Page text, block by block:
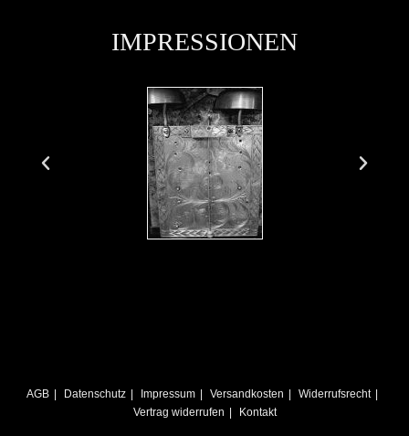
IMPRESSIONEN
AGB Datenschutz Impressum Versandkosten
Widerrufsrecht
Vertrag widerrufen
Kontakt